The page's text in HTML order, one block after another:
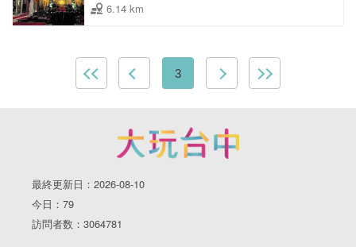
6.14 km
3
最終更新日：2026-08-10
今日：79
訪問者数：3064781